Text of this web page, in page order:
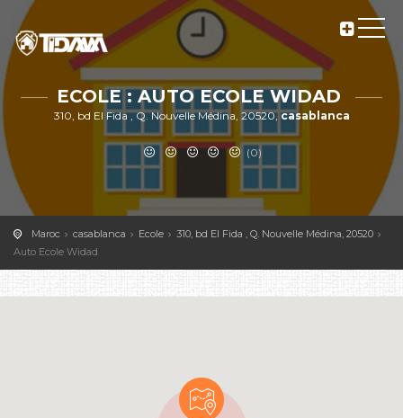
ECOLE : AUTO ECOLE WIDAD
310, bd El Fida , Q. Nouvelle Médina, 20520,casablanca
(0)
Maroc casablanca Ecole
310, bd El Fida , Q. Nouvelle Médina, 20520
Auto Ecole Widad